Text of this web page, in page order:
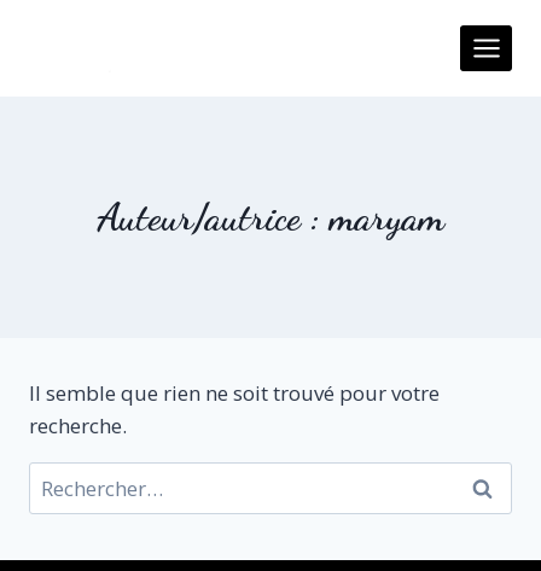
Auteur/autrice : maryam
Il semble que rien ne soit trouvé pour votre
recherche.